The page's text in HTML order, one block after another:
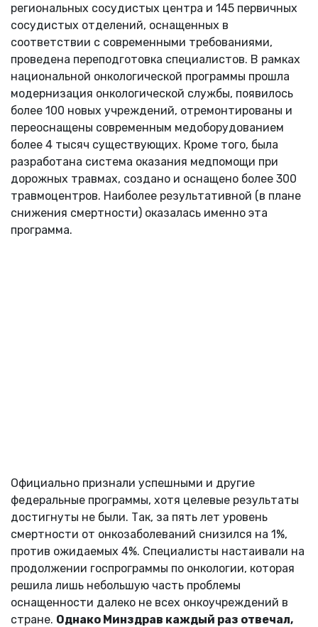
региональных сосудистых центра и 145 первичных
сосудистых отделений, оснащенных в
соответствии с современными требованиями,
проведена переподготовка специалистов. В рамках
национальной онкологической программы прошла
модернизация онкологической службы, появилось
более 100 новых учреждений, отремонтированы и
переоснащены современным медоборудованием
более 4 тысяч существующих. Кроме того, была
разработана система оказания медпомощи при
дорожных травмах, создано и оснащено более 300
травмоцентров. Наиболее результативной (в плане
снижения смертности) оказалась именно эта
программа.
Официально признали успешными и другие
федеральные программы, хотя целевые результаты
достигнуты не были. Так, за пять лет уровень
смертности от онкозаболеваний снизился на 1%,
против ожидаемых 4%. Специалисты настаивали на
продолжении госпрограммы по онкологии, которая
решила лишь небольшую часть проблемы
оснащенности далеко не всех онкоучреждений в
стране. Однако Минздрав каждый раз отвечал,